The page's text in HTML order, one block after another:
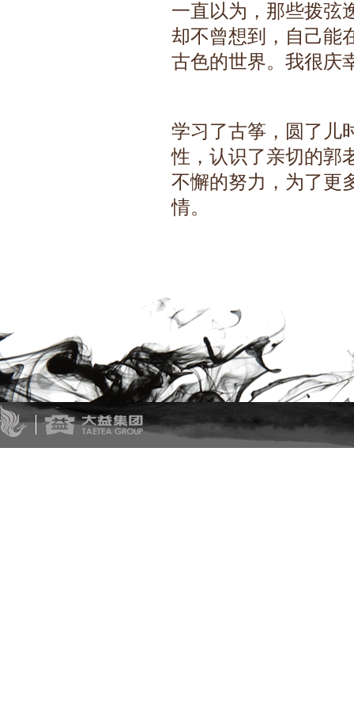
一直以为，那些拨弦
却不曾想到，自己能
古色的世界。我很庆
学习了古筝，圆了儿
性，认识了亲切的郭
不懈的努力，为了更